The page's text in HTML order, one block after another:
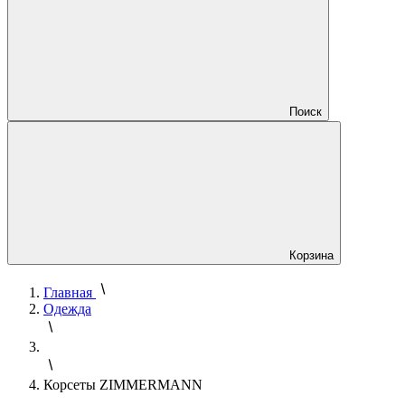
Поиск
Корзина
Главная
Одежда
Корсеты ZIMMERMANN